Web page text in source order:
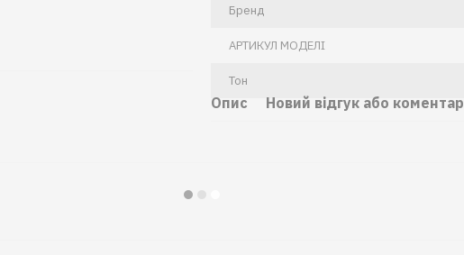
Бренд
АРТИКУЛ МОДЕЛІ
Тон
Опис Новий відгук або коментар